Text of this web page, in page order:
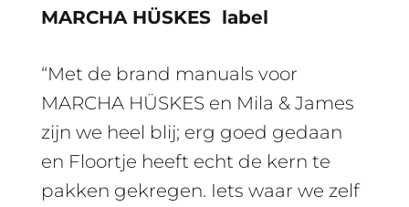
MARCHA HÜSKES label
“Met de brand manuals voor
MARCHA HÜSKES en Mila & James
zijn we heel blij; erg goed gedaan
en Floortje heeft echt de kern te
pakken gekregen. Iets waar we zelf